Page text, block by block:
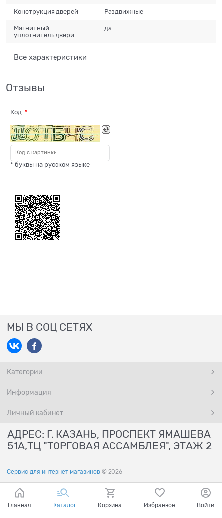
Конструкция дверей Раздвижные
Магнитный
уплотнитель двери
да
Все характеристики
Отзывы
Код
* буквы на русском языке
МЫ В СОЦ СЕТЯХ
Категории
Информация
Личный кабинет
АДРЕС: Г. КАЗАНЬ, ПРОСПЕКТ ЯМАШЕВА
51А,ТЦ "ТОРГОВАЯ АССАМБЛЕЯ", ЭТАЖ 2
Сервис для интернет магазинов © 2026
Главная Каталог Корзина Избранное Войти